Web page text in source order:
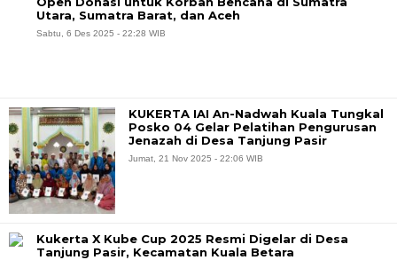
Utara, Sumatra Barat, dan Aceh
Sabtu, 6 Des 2025 - 22:28 WIB
KUKERTA IAI An-Nadwah Kuala Tungkal
Posko 04 Gelar Pelatihan Pengurusan
Jenazah di Desa Tanjung Pasir
Jumat, 21 Nov 2025 - 22:06 WIB
Kukerta X Kube Cup 2025 Resmi Digelar di Desa
Tanjung Pasir, Kecamatan Kuala Betara